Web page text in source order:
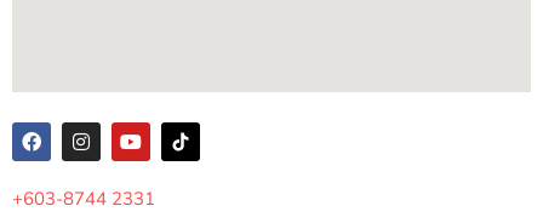
+603-8744 2331